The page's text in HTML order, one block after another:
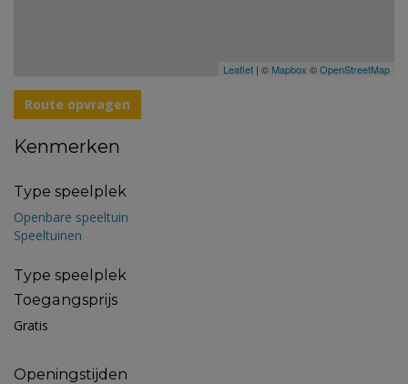
Leaflet | © Mapbox ©OpenStreetMap
Route opvragen
Kenmerken
Type speelplek
Openbare speeltuin
Speeltuinen
Type speelplek
Toegangsprijs
Gratis
Openingstijden